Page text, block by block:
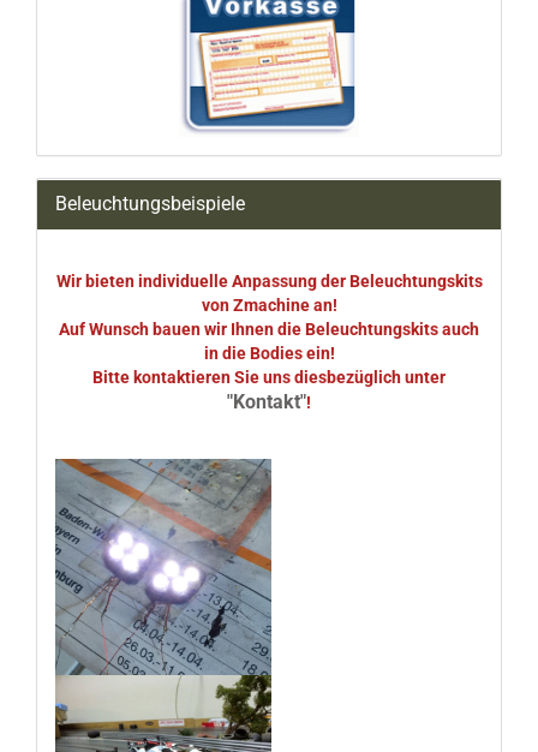
Beleuchtungsbeispiele
Wir bieten individuelle Anpassung der Beleuchtungskits
von Zmachine an!
Auf Wunsch bauen wir Ihnen die Beleuchtungskits auch
in die Bodies ein!
Bitte kontaktieren Sie uns diesbezüglich unter
"Kontakt"!